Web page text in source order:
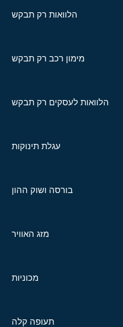
הלוואות רק תבקש
מימון רכב רק תבקש
הלוואות לעסקים רק תבקש
עגלת תינוקות
בורסה ושוק ההון
מזג האוויר
מכוניות
תעופה קלה